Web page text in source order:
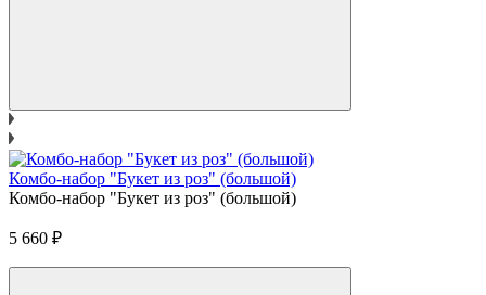
Комбо-набор "Букет из роз" (большой)
Комбо-набор "Букет из роз" (большой)
5 660 ₽